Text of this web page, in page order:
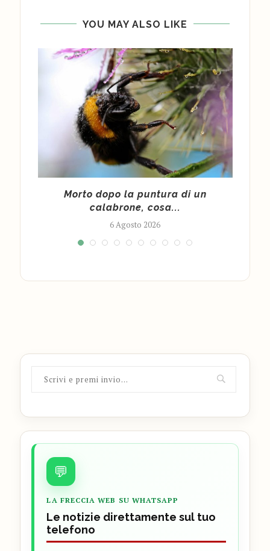
YOU MAY ALSO LIKE
Morto dopo la puntura di un
calabrone, cosa...
6 Agosto 2026
💬
LA FRECCIA WEB SU WHATSAPP
Le notizie direttamente sul tuo
telefono